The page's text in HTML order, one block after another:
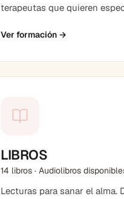
terapeutas que quieren
Ver formación →
LIBROS
14 libros · Audiolibros
Lecturas para sanar el alma.